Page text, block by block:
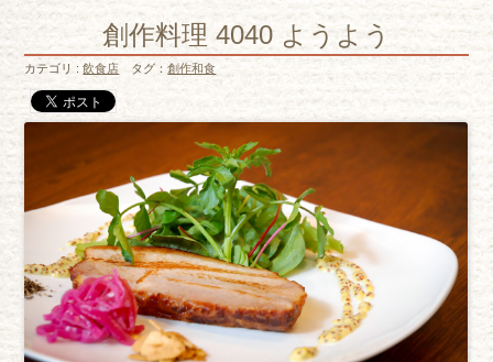
創作料理 4040 ようよう
カテゴリ :飲食店 タグ：創作和食